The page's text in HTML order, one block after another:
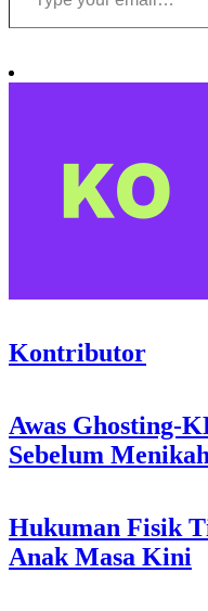
Kontributor
Post
navigation
Awas Ghosting-
Sebelum Menikah
Hukuman Fisik
Anak Masa Kini